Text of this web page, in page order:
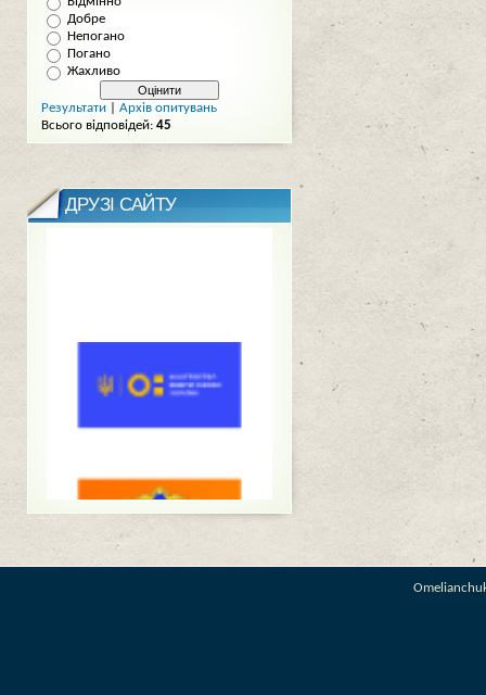
Добре
Непогано
Погано
Жахливо
Результати| Архів опитувань
Всього відповідей: 45
ДРУЗІ САЙТУ